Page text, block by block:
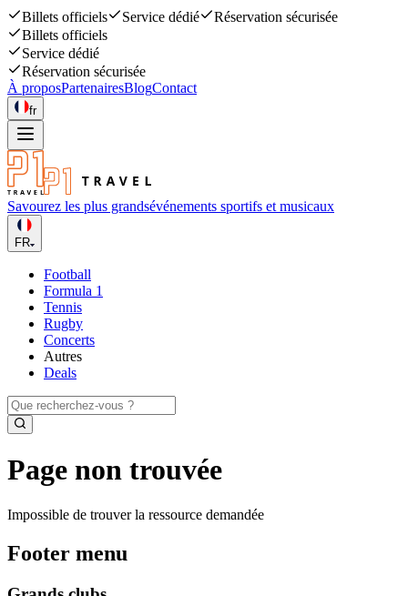
Billets officiels Service dédié
Réservation sécurisée
Billets officiels
Service dédié
Réservation sécurisée
À proposPartenairesBlogContact
fr
Savourez les plus grandsévénements sportifs et musicaux
FR
Football
Formula 1
Tennis
Rugby
Concerts
Autres
Deals
Page non trouvée
Impossible de trouver la ressource demandée
Footer menu